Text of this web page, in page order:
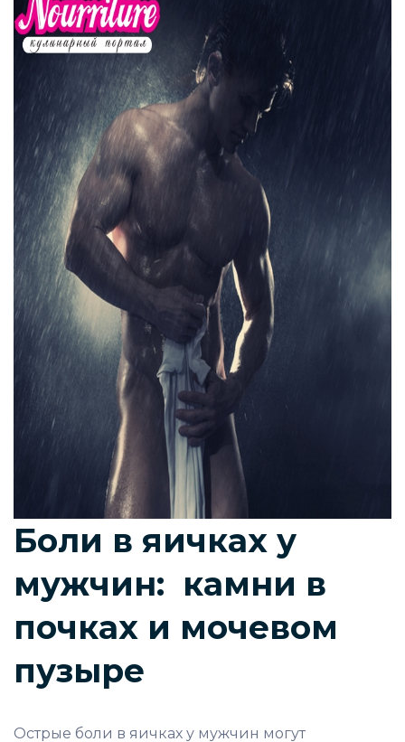
Боли в яичках у
мужчин: камни в
почках и мочевом
пузыре
Острые боли в яичках у мужчин могут